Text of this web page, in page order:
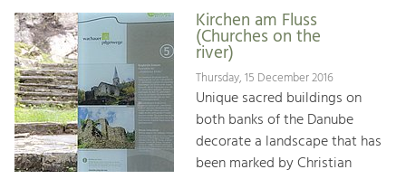
Kirchen am Fluss
(Churches on the
river)
Thursday, 15 December 2016
Unique sacred buildings on
both banks of the Danube
decorate a landscape that has
been marked by Christian